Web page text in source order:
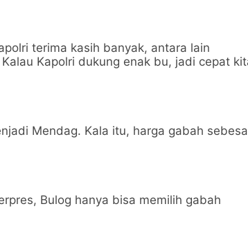
terima kasih banyak, antara lain
Kapolri dukung enak bu, jadi cepat
Mendag. Kala itu, harga gabah
Bulog hanya bisa memilih gabah